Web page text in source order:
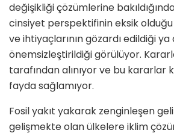
değişikliği çözümlerine
cinsiyet perspektifinin eksik olduğu
ve ihtiyaçlarının gözardı edildiği ya
önemsizleştirildiği görülüyor.
tarafından alınıyor ve bu kararlar
fayda sağlamıyor.
Fosil yakıt yakarak zenginleşen
gelişmekte olan ülkelere iklim